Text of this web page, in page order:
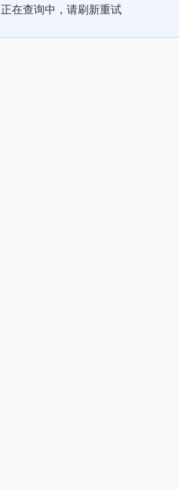
正在查询中，请刷新重试